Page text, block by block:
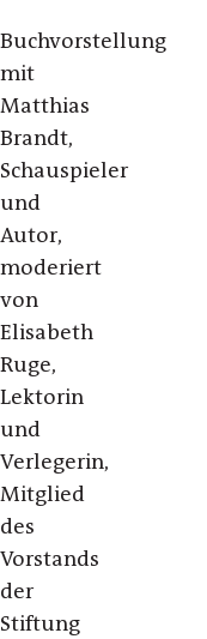
Buchvorstellung
mit
Matthias
Brandt,
Schauspieler
und
Autor,
moderiert
von
Elisabeth
Ruge,
Lektorin
und
Verlegerin,
Mitglied
des
Vorstands
der
Stiftung